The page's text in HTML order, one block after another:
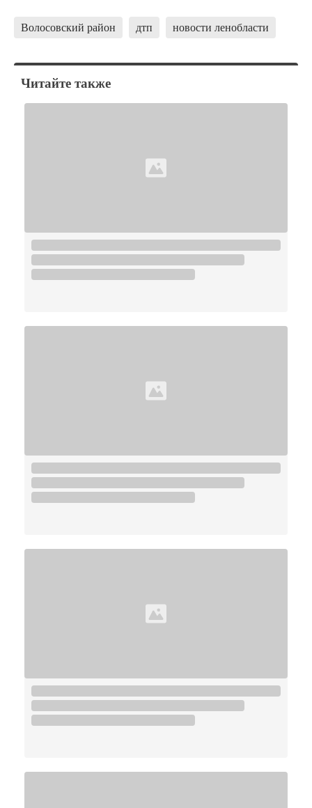
Волосовский район дтп новости ленобласти
Читайте также